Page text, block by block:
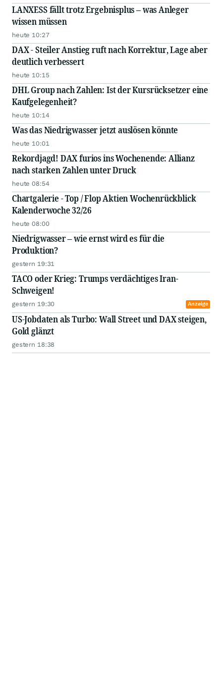
LANXESS fällt trotz Ergebnisplus – was Anleger
wissen müssen
heute 10:27
DAX - Steiler Anstieg ruft nach Korrektur, Lage aber
deutlich verbessert
heute 10:15
DHL Group nach Zahlen: Ist der Kursrücksetzer eine
Kaufgelegenheit?
heute 10:14
Was das Niedrigwasser jetzt auslösen könnte
heute 10:01
Rekordjagd! DAX furios ins Wochenende: Allianz
nach starken Zahlen unter Druck
heute 08:54
Chartgalerie - Top / Flop Aktien Wochenrückblick
Kalenderwoche 32/26
heute 08:00
Niedrigwasser – wie ernst wird es für die
Produktion?
gestern 19:31
TACO oder Krieg: Trumps verdächtiges Iran-
Schweigen!
gestern 19:30 Anzeige
US-Jobdaten als Turbo: Wall Street und DAX steigen,
Gold glänzt
gestern 18:38